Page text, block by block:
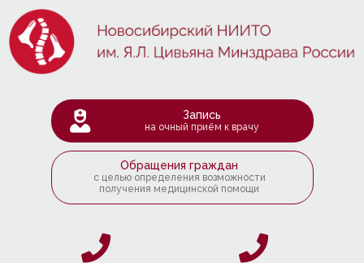
Запись
на очный приём к врачу
Обращения граждан
с целью определения возможности
получения медицинской помощи